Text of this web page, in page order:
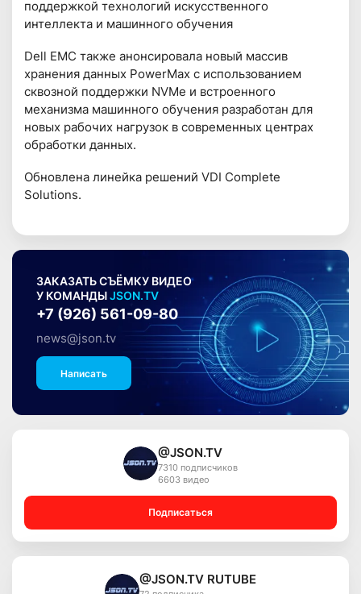
поддержкой технологий искусственного
интеллекта и машинного обучения
Dell EMC также анонсировала новый массив
хранения данных PowerMax с использованием
сквозной поддержки NVMe и встроенного
механизма машинного обучения разработан для
новых рабочих нагрузок в современных центрах
обработки данных.
Обновлена линейка решений VDI Complete
Solutions.
ЗАКАЗАТЬ СЪЁМКУ ВИДЕО
У КОМАНДЫJSON.TV
+7 (926) 561-09-80
news@json.tv
Написать
@JSON.TV
7310 подписчиков
6603 видео
Подписаться
@JSON.TV RUTUBE